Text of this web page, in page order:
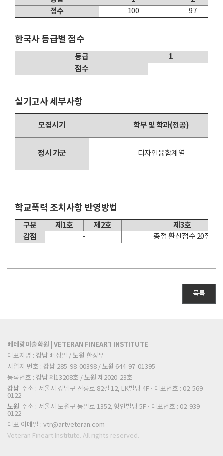
점수
100 97
한국사 등급별 점수
등급 1
점수
실기고사 세부사항
모집시기 학부 및 학과(전공)
정시 가군 디자인융합계열
학교폭력 조치사항 반영방법
구분 제1호 제2호
제3호
감점
- 총점 환산점수 20점
목록
베테랑미술학원 | VETERAN FINEART INSTITUTE
대표자명 : 강남 배성일 / 노원 한정우
사업자 번호 : 강남 285-98-00398 / 노원 644-97-01395
등록번호 : 강남 제13208호 / 노원 제2020-23호
강남 주소 : 서울시 강남구 선릉로 82길 12, LK빌딩 4F · 대표번호 : 02-569-
0122
노원 주소 : 서울시 노원구 동일로 1352, 형인빌딩 5F · 대표번호 : 02-939-
0122
대표 이메일 : vtr@artveteran.com
Veteran Fineart Institute. All rights reserved.